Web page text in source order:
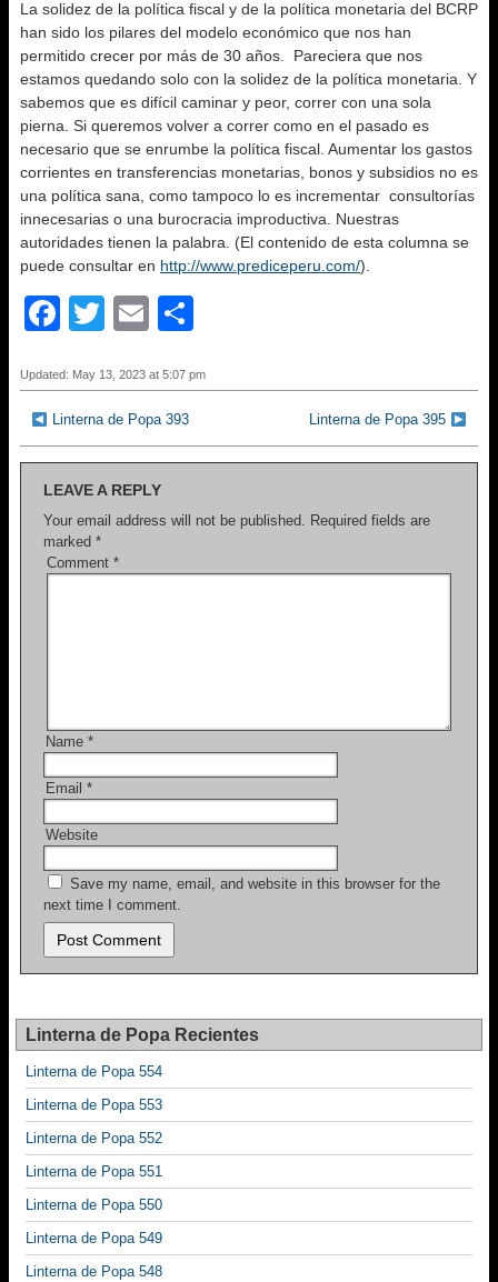
La solidez de la política fiscal y de la política monetaria del BCRP
han sido los pilares del modelo económico que nos han
permitido crecer por más de 30 años. Pareciera que nos
estamos quedando solo con la solidez de la política monetaria. Y
sabemos que es difícil caminar y peor, correr con una sola
pierna. Si queremos volver a correr como en el pasado es
necesario que se enrumbe la política fiscal. Aumentar los gastos
corrientes en transferencias monetarias, bonos y subsidios no es
una política sana, como tampoco lo es incrementar consultorías
innecesarias o una burocracia improductiva. Nuestras
autoridades tienen la palabra. (El contenido de esta columna se
puede consultar en http://www.prediceperu.com/).
F
c
e
b
o
o
k
T
tt
er
E
ail ar
Updated: May 13, 2023 at 5:07 pm
Linterna de Popa 393 Linterna de Popa 395
LEAVE A REPLY
Your email address will not be published. Required fields are
marked *
Comment *
Name *
Email *
Website
Save my name, email, and website in this browser for the
next time I comment.
Linterna de Popa Recientes
Linterna de Popa 554
Linterna de Popa 553
Linterna de Popa 552
Linterna de Popa 551
Linterna de Popa 550
Linterna de Popa 549
Linterna de Popa 548